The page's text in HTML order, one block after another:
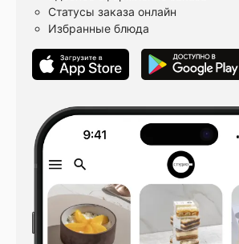
Статусы заказа онлайн
Избранные блюда